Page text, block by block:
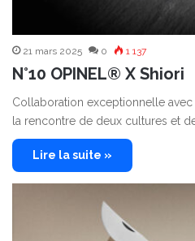
21 mars 2025 0 1 137
N°10 OPINEL® X Shiori
Collaboration exceptionnelle avec
la rencontre de deux cultures et de
Lire la suite »